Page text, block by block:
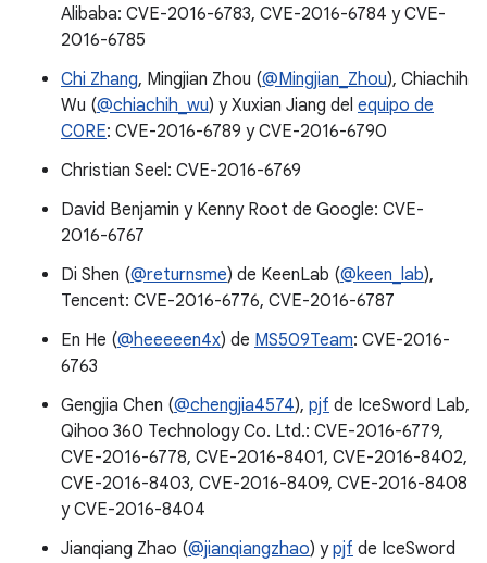
Alibaba: CVE-2016-6783, CVE-2016-6784 y CVE-
2016-6785
Chi Zhang, Mingjian Zhou (@Mingjian_Zhou), Chiachih
Wu (@chiachih_wu) y Xuxian Jiang del equipo de
C0RE: CVE-2016-6789 y CVE-2016-6790
Christian Seel: CVE-2016-6769
David Benjamin y Kenny Root de Google: CVE-
2016-6767
Di Shen (@returnsme) de KeenLab (@keen_lab),
Tencent: CVE-2016-6776, CVE-2016-6787
En He (@heeeeen4x) de MS509Team: CVE-2016-
6763
Gengjia Chen (@chengjia4574), pjf de IceSword Lab,
Qihoo 360 Technology Co. Ltd.: CVE-2016-6779,
CVE-2016-6778, CVE-2016-8401, CVE-2016-8402,
CVE-2016-8403, CVE-2016-8409, CVE-2016-8408
y CVE-2016-8404
Jianqiang Zhao (@jianqiangzhao) ypjf de IceSword